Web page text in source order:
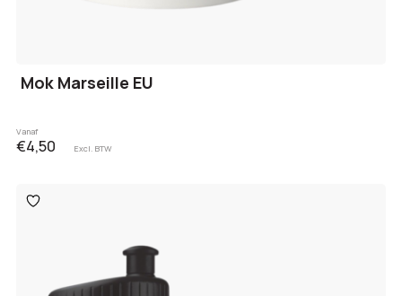
Mok Marseille EU
Vanaf
€4,50 Excl. BTW
Toevoegen
aan